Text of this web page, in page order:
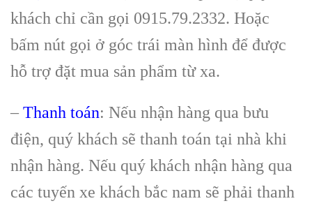
khách chỉ cần gọi 0915.79.2332. Hoặc
bấm nút gọi ở góc trái màn hình để được
hỗ trợ đặt mua sản phẩm từ xa.
–Thanh toán: Nếu nhận hàng qua bưu
điện, quý khách sẽ thanh toán tại nhà khi
nhận hàng. Nếu quý khách nhận hàng qua
các tuyến xe khách bắc nam sẽ phải thanh